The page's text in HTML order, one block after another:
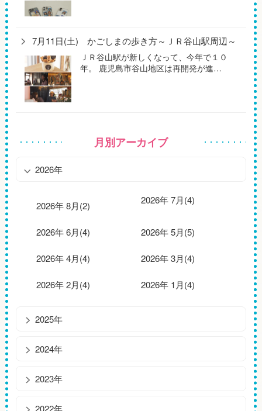
7月11日(土) かごしまの歩き方～ＪＲ谷山駅周辺～
ＪＲ谷山駅が新しくなって、今年で１０
年。 鹿児島市谷山地区は再開発が進…
月別アーカイブ
2026年
2026年 8月(2) 2026年 7月(4)
2026年 6月(4) 2026年 5月(5)
2026年 4月(4) 2026年 3月(4)
2026年 2月(4) 2026年 1月(4)
2025年
2024年
2023年
2022年